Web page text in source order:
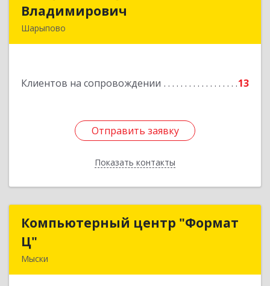
Владимирович
Шарыпово
Клиентов на сопровождении 13
Отправить заявку
Показать контакты
Подробнее
Отправить заявку
Назад
Компьютерный центр "Формат
Ц"
Мыски
Компьютерный центр "Формат